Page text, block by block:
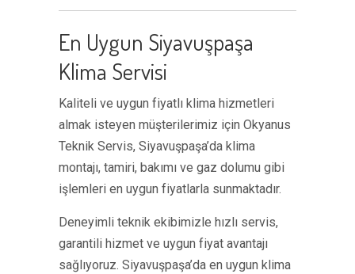
En Uygun Siyavuşpaşa
Klima Servisi
Kaliteli ve uygun fiyatlı klima hizmetleri
almak isteyen müşterilerimiz için Okyanus
Teknik Servis, Siyavuşpaşa’da klima
montajı, tamiri, bakımı ve gaz dolumu gibi
işlemleri en uygun fiyatlarla sunmaktadır.
Deneyimli teknik ekibimizle hızlı servis,
garantili hizmet ve uygun fiyat avantajı
sağlıyoruz. Siyavuşpaşa’da en uygun klima